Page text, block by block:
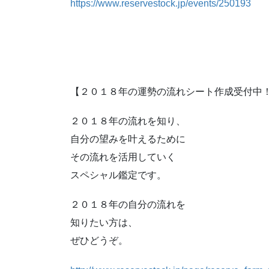
https://www.reservestock.jp/events/250193
【２０１８年の運勢の流れシート作成受付中
２０１８年の流れを知り、
自分の望みを叶えるために
その流れを活用していく
スペシャル鑑定です。
２０１８年の自分の流れを
知りたい方は、
ぜひどうぞ。